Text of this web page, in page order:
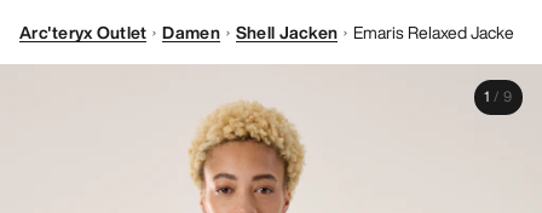
DAMEN
Arc'teryx Outlet Damen Shell Jacken Emaris Relaxed Jacke
1 / 9